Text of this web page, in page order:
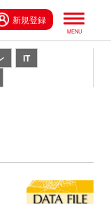
新規登録
IT